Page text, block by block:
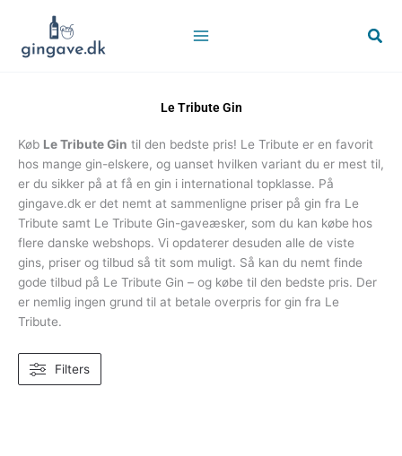
indholdet
Søg
Le Tribute Gin
Køb Le Tribute Gin til den bedste pris! Le Tribute er en favorit
hos mange gin-elskere, og uanset hvilken variant du er mest til,
er du sikker på at få en gin i international topklasse. På
gingave.dk er det nemt at sammenligne priser på gin fra Le
Tribute samt Le Tribute Gin-gaveæsker, som du kan købe hos
flere danske webshops. Vi opdaterer desuden alle de viste
gins, priser og tilbud så tit som muligt. Så kan du nemt finde
gode tilbud på Le Tribute Gin – og købe til den bedste pris. Der
er nemlig ingen grund til at betale overpris for gin fra Le
Tribute.
Filters